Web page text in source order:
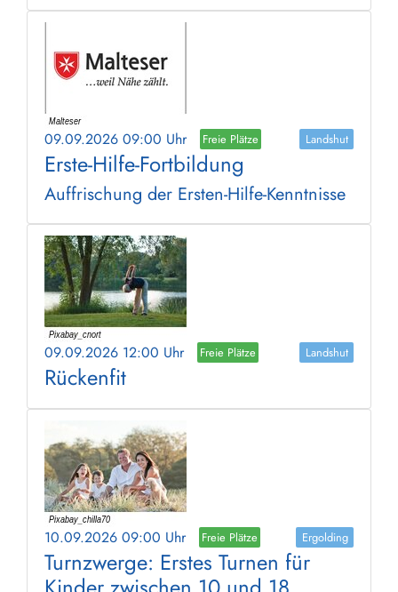
09.09.2026 09:00 Uhr Freie Plätze Landshut
Erste-Hilfe-Fortbildung
Auffrischung der Ersten-Hilfe-Kenntnisse
09.09.2026 12:00 Uhr Freie Plätze Landshut
Rückenfit
10.09.2026 09:00 Uhr Freie Plätze Ergolding
Turnzwerge: Erstes Turnen für